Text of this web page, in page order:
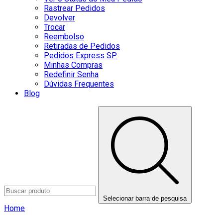
Rastrear Pedidos
Devolver
Trocar
Reembolso
Retiradas de Pedidos
Pedidos Express SP
Minhas Compras
Redefinir Senha
Dúvidas Frequentes
Blog
Selecionar barra de pesquisa
Home